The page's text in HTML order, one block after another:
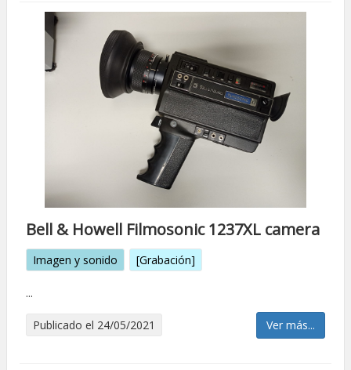
Bell & Howell Filmosonic 1237XL camera
Imagen y sonido [Grabación]
...
Publicado el 24/05/2021 Ver más...